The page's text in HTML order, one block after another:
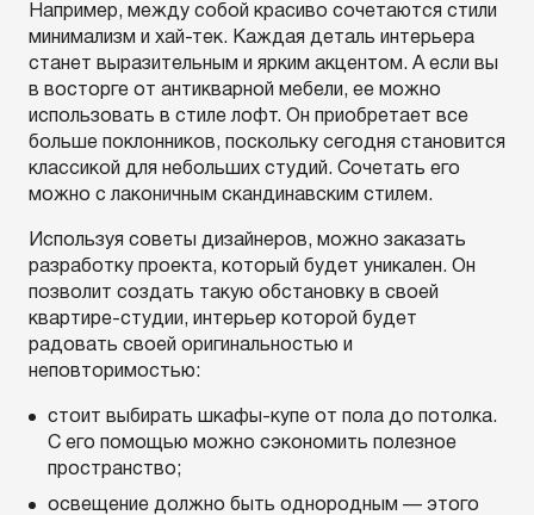
Например, между собой красиво сочетаются стили
минимализм и хай-тек. Каждая деталь интерьера
станет выразительным и ярким акцентом. А если вы
в восторге от антикварной мебели, ее можно
использовать в стиле лофт. Он приобретает все
больше поклонников, поскольку сегодня становится
классикой для небольших студий. Сочетать его
можно с лаконичным скандинавским стилем.
Используя советы дизайнеров, можно заказать
разработку проекта, который будет уникален. Он
позволит создать такую обстановку в своей
квартире-студии, интерьер которой будет
радовать своей оригинальностью и
неповторимостью:
стоит выбирать шкафы-купе от пола до потолка.
С его помощью можно сэкономить полезное
пространство;
освещение должно быть однородным — этого